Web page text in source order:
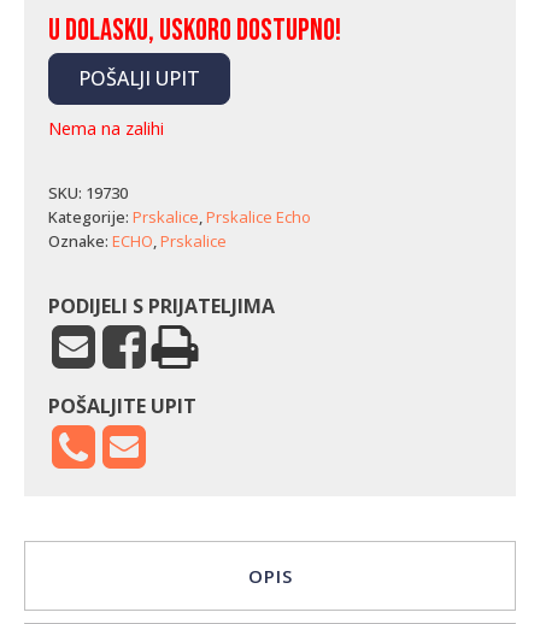
U dolasku, uskoro dostupno!
POŠALJI UPIT
Nema na zalihi
SKU: 19730
Kategorije: Prskalice,Prskalice Echo
Oznake: ECHO,Prskalice
PODIJELI S PRIJATELJIMA
POŠALJITE UPIT
OPIS